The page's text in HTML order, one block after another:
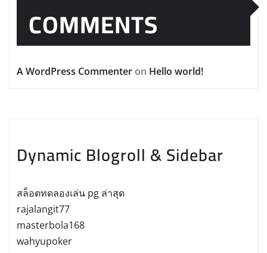
COMMENTS
A WordPress Commenter on Hello world!
Dynamic Blogroll & Sidebar
สล็อตทดลองเล่น pg ล่าสุด
rajalangit77
masterbola168
wahyupoker